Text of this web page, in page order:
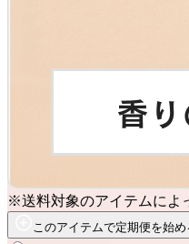
※送料対象のアイテムによ
このアイテムで定期便を始め